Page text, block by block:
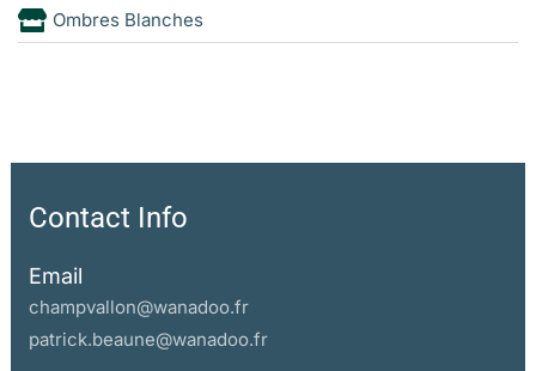
Ombres Blanches
Contact Info
Email
champvallon@wanadoo.fr
patrick.beaune@wanadoo.fr